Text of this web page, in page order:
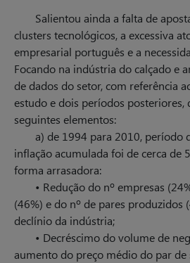
Salientou ainda a falta de
clusters tecnológicos, a excessiva
empresarial português e a
Focando na indústria do calçado e
de dados do setor, com referência
estudo e dois períodos posteriores,
seguintes elementos:
a) de 1994 para 2010, período
inflação acumulada foi de cerca de
forma arrasadora:
• Redução do nº empresas
(46%) e do nº de pares produzidos
declínio da indústria;
• Decréscimo do volume de
aumento do preço médio do par de